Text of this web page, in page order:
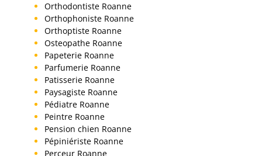
Orthodontiste Roanne
Orthophoniste Roanne
Orthoptiste Roanne
Osteopathe Roanne
Papeterie Roanne
Parfumerie Roanne
Patisserie Roanne
Paysagiste Roanne
Pédiatre Roanne
Peintre Roanne
Pension chien Roanne
Pépiniériste Roanne
Perceur Roanne